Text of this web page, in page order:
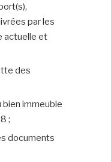
par les
actuelle et
des
immeuble
;
documents